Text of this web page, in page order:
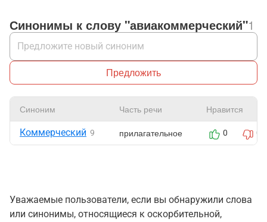
Синонимы к слову "авиакоммерческий"1
Предложить
Синоним Часть речи Нравится
Коммерческий 9 прилагательное 0 0
Уважаемые пользователи, если вы обнаружили слова
или синонимы, относящиеся к оскорбительной,